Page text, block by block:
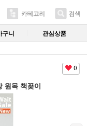
카테고리 검색
구니 관심상품
0
원목 책꽂이